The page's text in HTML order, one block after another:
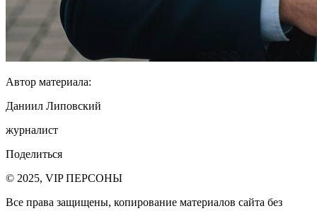
Автор материала:
Даниил Липовский
журналист
Поделиться
© 2025, VIP ПЕРСОНЫ
Все права защищены, копирование материалов сайта без